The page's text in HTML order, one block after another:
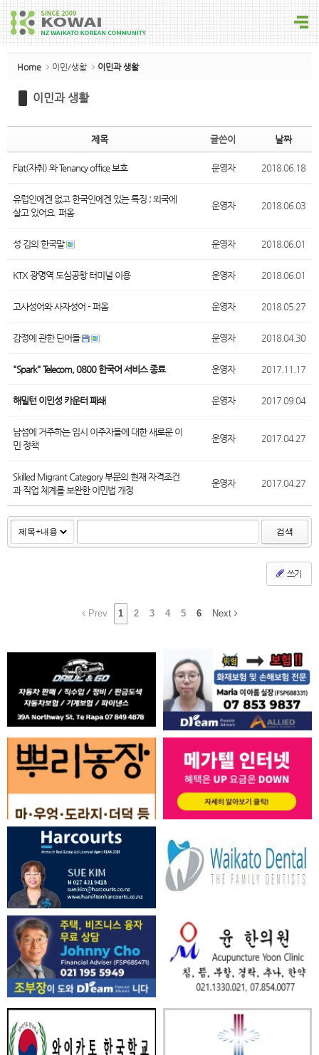
Home 이민/생활 이민과 생활
이민과 생활
제목 글쓴이 날짜
Flat(자취) 와 Tenancy office 보호 운영자 2018.06.18
유럽인에겐 없고 한국인에겐 있는 특징 ; 외국에
살고 있어요. 퍼옴
운영자 2018.06.03
성 김의 한국말 운영자 2018.06.01
KTX 광명역 도심공항 터미널 이용 운영자 2018.06.01
고사성어와 사자성어 - 퍼옴 운영자 2018.05.27
감정에 관한 단어들 운영자 2018.04.30
"Spark" Telecom, 0800 한국어 서비스 종료 운영자 2017.11.17
해밀턴 이민성 카운터 폐쇄 운영자 2017.09.04
남섬에 거주하는 임시 이주자들에 대한 새로운 이
민 정책
운영자 2017.04.27
Skilled Migrant Category 부문의 현재 자격조건
과 직업 체계를 보완한 이민법 개정
운영자 2017.04.27
검색
쓰기
Prev 1 2 3 4 5 6 Next
Sketchbook5, 스케치북5
Sketchbook5, 스케치북5